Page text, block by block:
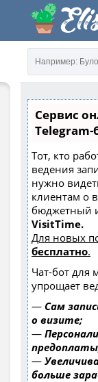
Сервис
Telegram-
Тот, кто
ведения
нужно
клиентам о
бюджетный
VisitTime.
Для новых
бесплатно.
Чат-бот для
упрощает
— Сам
о визите;
—
—
больше